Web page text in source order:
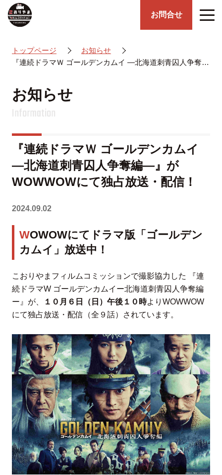
お問合せ
トップページ
お知らせ
『連続ドラマＷ ゴールデンカムイ ―北海道刺青囚人争奪編―』がWOWWOWにて独占放送・配信！
お知らせ
Information
『連続ドラマＷ ゴールデンカムイ
―北海道刺青囚人争奪編―』が
WOWWOWにて独占放送・配信！
2024.09.02
WOWOWにてドラマ版「ゴールデン
カムイ」放送中！
こおりやまフィルムコミッションで撮影協力した 『連
続ドラマW ゴールデンカムイー北海道刺青囚人争奪編
ー』が、
１０⽉６⽇（⽇）午後１０時よりWOWWOW
にて独占放送・配信（全９話）されています。